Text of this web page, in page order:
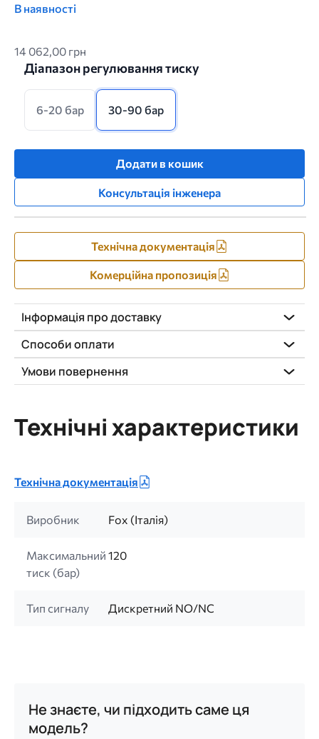
В наявності
14 062,00 грн
Діапазон регулювання тиску
6-20 бар 30-90 бар
Додати в кошик
Консультація інженера
Технічна документація
Комерційна пропозиція
Інформація про доставку
Способи оплати
Умови повернення
Технічні характеристики
Технічна документація
Виробник Fox (Італія)
Максимальний
тиск (бар)
120
Тип сигналу Дискретний NO/NC
Не знаєте, чи підходить саме ця
модель?